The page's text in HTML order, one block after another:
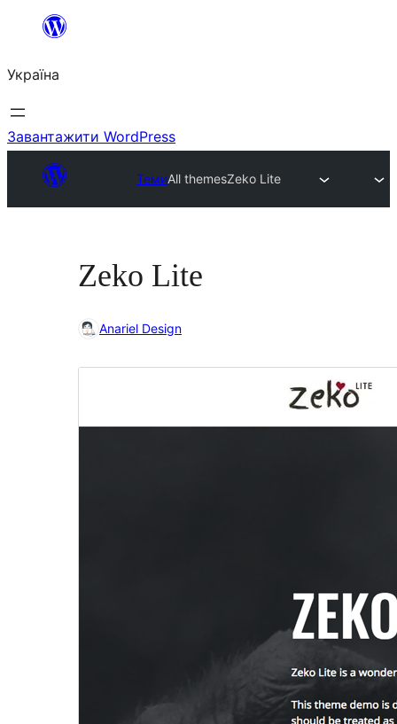
Перейти
вмісту
Україна
Завантажити WordPress
ТемиAll themesZeko Lite
Zeko Lite
Anariel Design